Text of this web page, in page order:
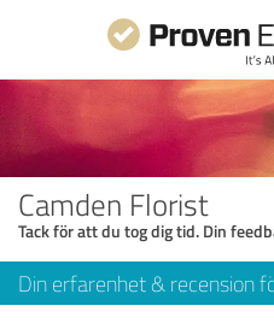
Camden Florist
Tack för att du tog dig tid. Din
Din erfarenhet & recension